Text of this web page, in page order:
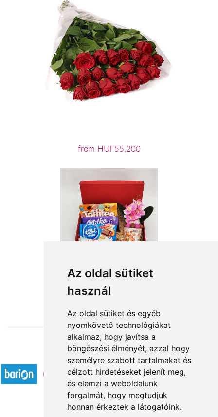
Az oldal sütiket
használ
Az oldal sütiket és egyéb
nyomkövető technológiákat
alkalmaz, hogy javítsa a
böngészési élményét, azzal hogy
személyre szabott tartalmakat és
célzott hirdetéseket jelenít meg,
és elemzi a weboldalunk
forgalmát, hogy megtudjuk
honnan érkeztek a látogatóink.
from HUF55,200
from HUF16,720
Accepted payment methods